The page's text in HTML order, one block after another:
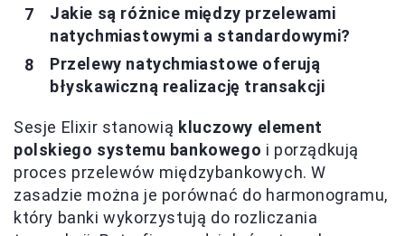
Jakie są różnice między przelewami
natychmiastowymi a standardowymi?
Przelewy natychmiastowe oferują
błyskawiczną realizację transakcji
Sesje Elixir stanowią kluczowy element
polskiego systemu bankowego i porządkują
proces przelewów międzybankowych. W
zasadzie można je porównać do harmonogramu,
który banki wykorzystują do rozliczania